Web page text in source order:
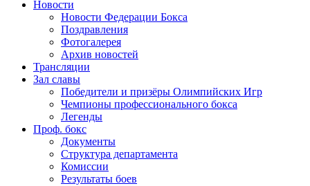
Новости
Новости Федерации Бокса
Поздравления
Фотогалерея
Архив новостей
Трансляции
Зал славы
Победители и призёры Олимпийских Игр
Чемпионы профессионального бокса
Легенды
Проф. бокс
Документы
Структура департамента
Комиссии
Результаты боев